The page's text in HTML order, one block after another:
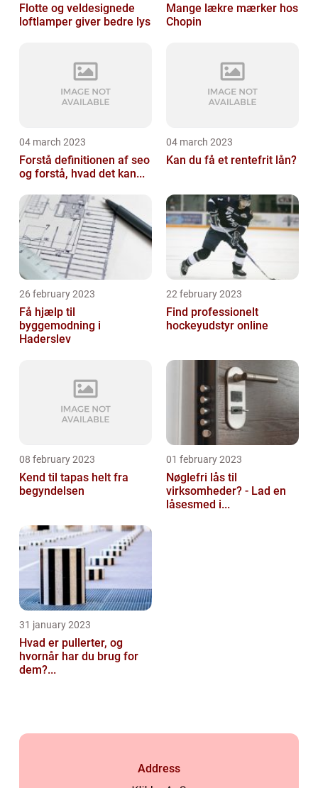
Flotte og veldesignede
loftlamper giver bedre lys
Mange lækre mærker hos
Chopin
04 march 2023
Forstå definitionen af seo
og forstå, hvad det kan...
04 march 2023
Kan du få et rentefrit lån?
26 february 2023
Få hjælp til
byggemodning i
Haderslev
22 february 2023
Find professionelt
hockeyudstyr online
08 february 2023
Kend til tapas helt fra
begyndelsen
01 february 2023
Nøglefri lås til
virksomheder? - Lad en
låsesmed i...
31 january 2023
Hvad er pullerter, og
hvornår har du brug for
dem?...
Address